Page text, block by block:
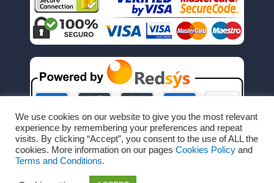
We use cookies on our website to give you the most relevant
experience by remembering your preferences and repeat
visits. By clicking “Accept”, you consent to the use of ALL the
cookies. More information on our pages Cookies Policy and
Terms and Conditions.